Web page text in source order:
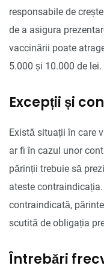
responsabile de
de a asigura
vaccinării poate
5.000 și 10.000 de lei.
Excepții și
Există situații în care
ar fi în cazul unor
părinții trebuie să
ateste
contraindicată,
scutită de obligația
Întrebări